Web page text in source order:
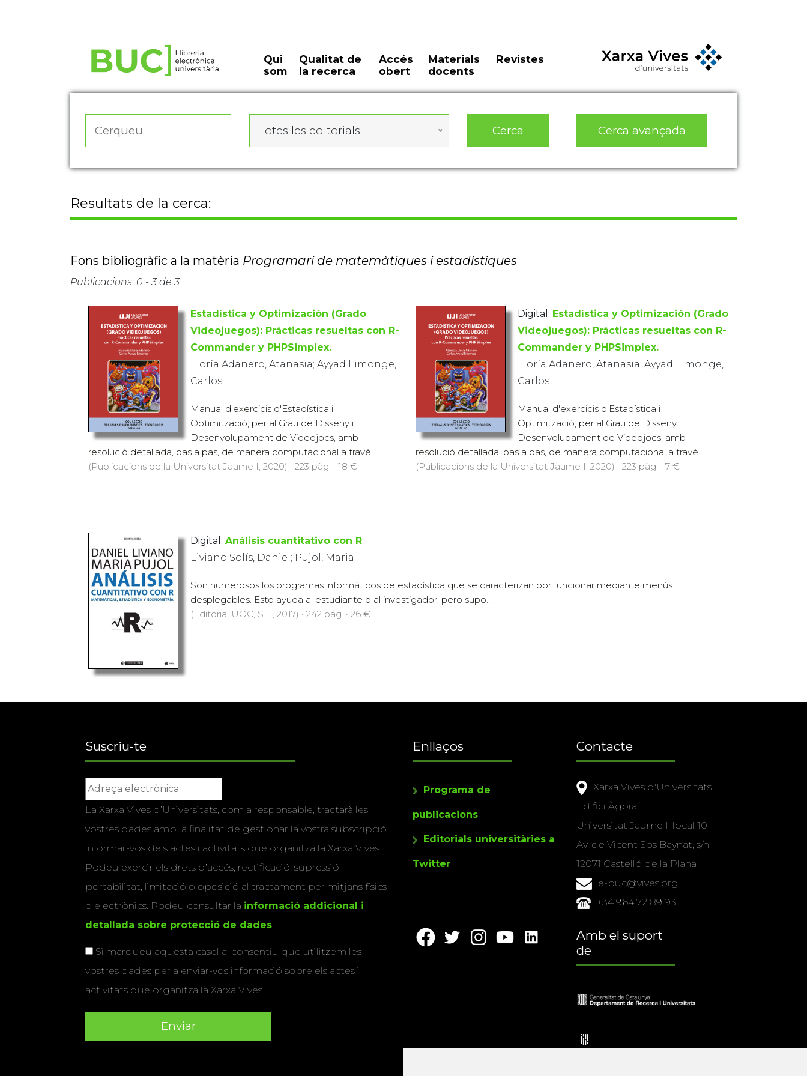
Qui
som
Qualitat de
la recerca
Accés
obert
Materials
docents
Revistes
Totes les editorials Cerca Cerca avançada
Resultats de la cerca:
Fons bibliogràfic a la matèria Programari de matemàtiques i estadístiques
Publicacions: 0 - 3 de 3
Estadística y Optimización (Grado
Videojuegos): Prácticas resueltas con R-
Commander y PHPSimplex.
Lloría Adanero, Atanasia; Ayyad Limonge,
Carlos
Manual d'exercicis d'Estadística i
Optimització, per al Grau de Disseny i
Desenvolupament de Videojocs, amb
resolució detallada, pas a pas, de manera computacional a travé...
(Publicacions de la Universitat Jaume I, 2020) · 223 pàg. · 18 €
Digital: Estadística y Optimización (Grado
Videojuegos): Prácticas resueltas con R-
Commander y PHPSimplex.
Lloría Adanero, Atanasia; Ayyad Limonge,
Carlos
Manual d'exercicis d'Estadística i
Optimització, per al Grau de Disseny i
Desenvolupament de Videojocs, amb
resolució detallada, pas a pas, de manera computacional a travé...
(Publicacions de la Universitat Jaume I, 2020) · 223 pàg. · 7 €
Digital: Análisis cuantitativo con R
Liviano Solís, Daniel; Pujol, Maria
Son numerosos los programas informáticos de estadística que se caracterizan por funcionar mediante menús
desplegables. Esto ayuda al estudiante o al investigador, pero supo...
(Editorial UOC, S.L., 2017) · 242 pàg. · 26 €
Suscriu-te
La Xarxa Vives d’Universitats, com a responsable, tractarà les
vostres dades amb la finalitat de gestionar la vostra subscripció i
informar-vos dels actes i activitats que organitza la Xarxa Vives.
Podeu exercir els drets d’accés, rectificació, supressió,
portabilitat, limitació o oposició al tractament per mitjans físics
o electrònics. Podeu consultar la informació addicional i
detallada sobre protecció de dades.
Si marqueu aquesta casella, consentiu que utilitzem les
vostres dades per a enviar-vos informació sobre els actes i
activitats que organitza la Xarxa Vives.
Enllaços
Programa de
publicacions
Editorials universitàries a
Twitter
Contacte
Xarxa Vives d'Universitats
Edifici Àgora
Universitat Jaume I, local 10
Av. de Vicent Sos Baynat, s/n
12071 Castelló de la Plana
e-buc@vives.org
+34 964 72 89 93
Amb el suport
de